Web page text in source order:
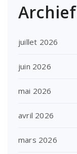
Archief
juillet 2026
juin 2026
mai 2026
avril 2026
mars 2026